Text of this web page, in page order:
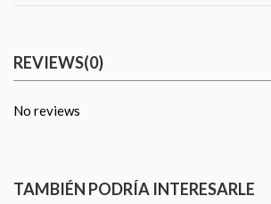
REVIEWS(0)
No reviews
TAMBIÉN PODRÍA INTERESARLE